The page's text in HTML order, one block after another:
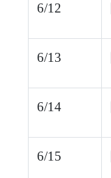
6/12
6/13
6/14
6/15